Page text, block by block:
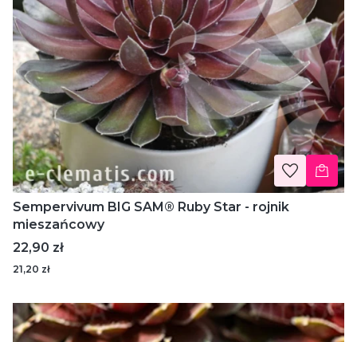
Sempervivum BIG SAM® Ruby Star - rojnik
mieszańcowy
Cena
22,90 zł
21,20 zł